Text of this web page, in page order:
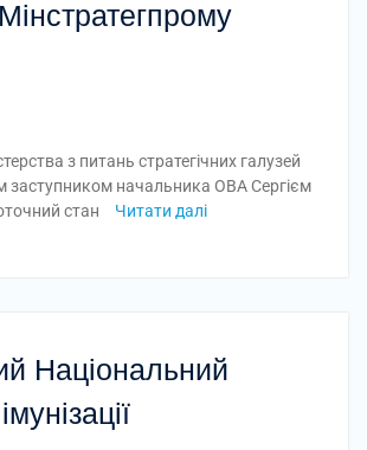
з питань стратегічних галузей
заступником начальника ОВА Сергієм
стан
Читати далі
Національний